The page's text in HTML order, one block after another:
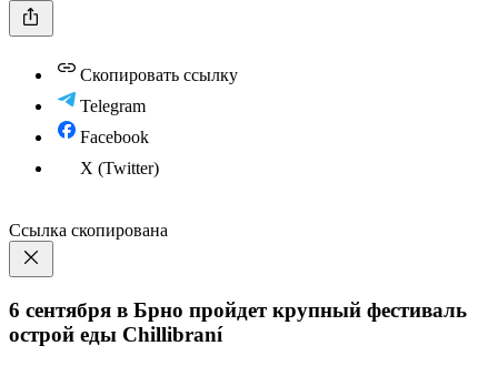
Скопировать ссылку
Telegram
Facebook
X (Twitter)
Ссылка скопирована
6 сентября в Брно пройдет крупный фестиваль
острой еды Chillibraní